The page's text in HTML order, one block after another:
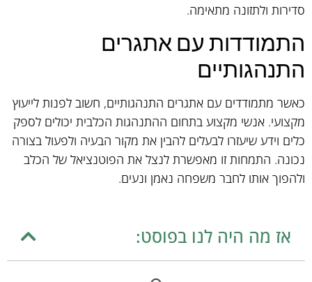
סדירות ולתזונה מתאימה.
התמודדות עם אתגרים
התנהגותיים
כאשר מתמודדים עם אתגרים התנהגותיים, חשוב לפנות לייעוץ
מקצועי. אנשי מקצוע בתחום ההתנהגות הכלבית יכולים לספק
כלים וידע שיעזרו לבעלים להבין את מקור הבעיה ולפעול בצורה
נכונה. התמחות זו מאפשרת לנצל את הפוטנציאל של הכלב
ולהפוך אותו לחבר משפחה נאמן ונעים.
אז מה היה לנו בפוסט: